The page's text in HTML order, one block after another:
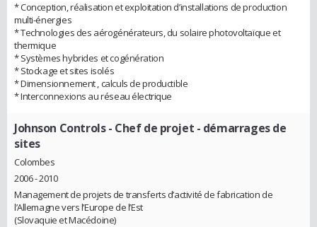
* Conception, réalisation et exploitation d’installations de production
multi-énergies
* Technologies des aérogénérateurs, du solaire photovoltaïque et
thermique
* Systèmes hybrides et cogénération
* Stockage et sites isolés
* Dimensionnement , calculs de productible
* Interconnexions au réseau électrique
Johnson Controls- Chef de projet - démarrages de
sites
Colombes
2006 - 2010
Management de projets de transferts d’activité de fabrication de
l’Allemagne vers l’Europe de l’Est
(Slovaquie et Macédoine)